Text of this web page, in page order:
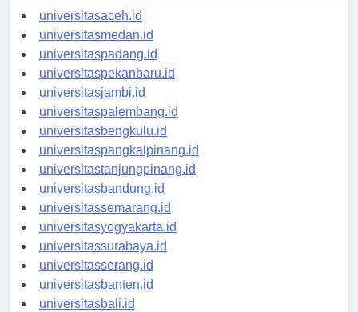
universitasaceh.id
universitasmedan.id
universitaspadang.id
universitaspekanbaru.id
universitasjambi.id
universitaspalembang.id
universitasbengkulu.id
universitaspangkalpinang.id
universitastanjungpinang.id
universitasbandung.id
universitassemarang.id
universitasyogyakarta.id
universitassurabaya.id
universitasserang.id
universitasbanten.id